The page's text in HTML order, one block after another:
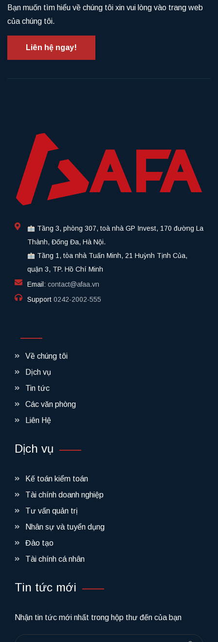
Bạn muốn tìm hiểu về chúng tôi xin vui lòng vào trang web
của chúng tôi.
Liên hệ ngay!
Tầng 3, phòng 307, toà nhà GP Invest, 170 đường La
Thành, Đống Đa, Hà Nội.
Tầng 1, tòa nhà Tuấn Minh, 21 Huỳnh Tịnh Của,
quận 3, TP. Hồ Chí Minh
Email: contact@afaa.vn
Support 0242-2002-555​
Về chúng tôi
Dịch vụ
Tin tức
Các văn phòng
Liên Hệ
Dịch vụ
Kế toán kiểm toán
Tài chính doanh nghiệp
Tư vấn quản trị
Nhân sự và tuyển dụng
Đào tạo
Tài chính cá nhân
Tin tức mới
Nhận tin tức mới nhất trong hộp thư đến của bạn